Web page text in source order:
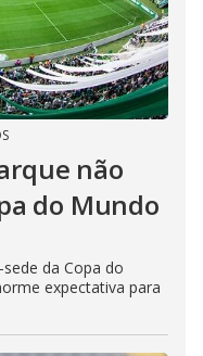
não
do Mundo
da Copa do
expectativa para